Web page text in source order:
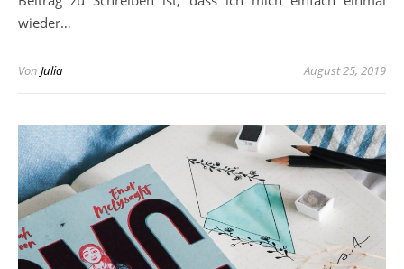
wieder…
Von Julia August 25, 2019